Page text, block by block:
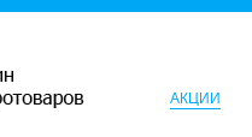
АКЦИИ